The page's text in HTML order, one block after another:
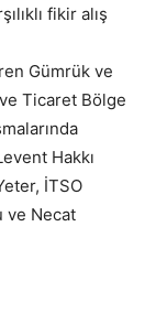
fikir alış
Gümrük ve
Ticaret Bölge
Hakkı
İTSO
ve Necat